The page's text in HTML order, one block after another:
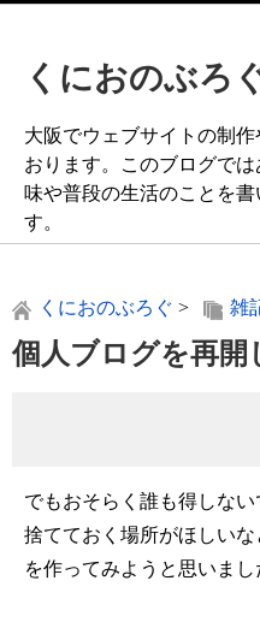
くにおのぶろ
大阪でウェブサイトの制
おります。このブログで
味や普段の生活のことを
す。
くにおのぶろぐ > 雑
個人ブログを再開
でもおそらく誰も得しな
捨てておく場所がほしい
を作ってみようと思いまし